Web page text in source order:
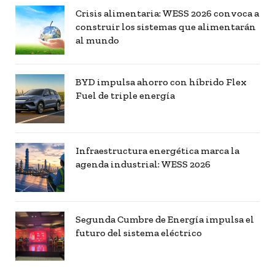
Crisis alimentaria: WESS 2026 convoca a
construir los sistemas que alimentarán
al mundo
BYD impulsa ahorro con híbrido Flex
Fuel de triple energía
Infraestructura energética marca la
agenda industrial: WESS 2026
Segunda Cumbre de Energía impulsa el
futuro del sistema eléctrico